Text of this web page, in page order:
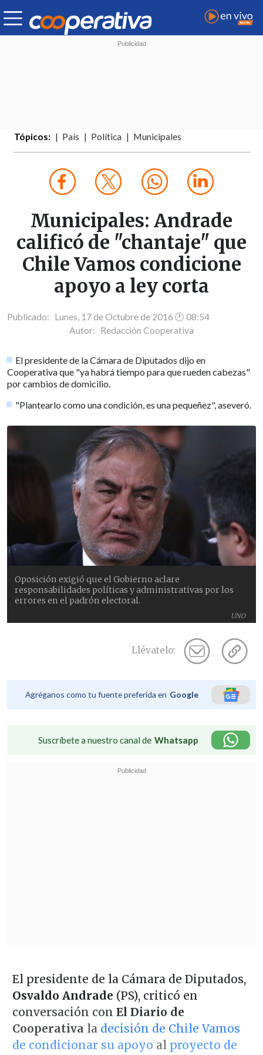
Tópicos: País Política Municipales
Municipales: Andrade
calificó de "chantaje" que
Chile Vamos condicione
apoyo a ley corta
Publicado: Lunes, 17 de Octubre de 2016 🕐 08:54
Autor: Redacción Cooperativa
El presidente de la Cámara de Diputados dijo en
Cooperativa que "ya habrá tiempo para que rueden cabezas"
por cambios de domicilio.
"Plantearlo como una condición, es una pequeñez", aseveró.
UNO
Oposición exigió que el Gobierno aclare
responsabilidades políticas y administrativas por los
errores en el padrón electoral.
Llévatelo:
Agréganos como tu fuente preferida en Google
Suscríbete a nuestro canal de Whatsapp
El presidente de la Cámara de Diputados,
Osvaldo Andrade (PS), criticó en
conversación con El Diario de
Cooperativa la decisión de Chile Vamos
de condicionar su apoyo al proyecto de